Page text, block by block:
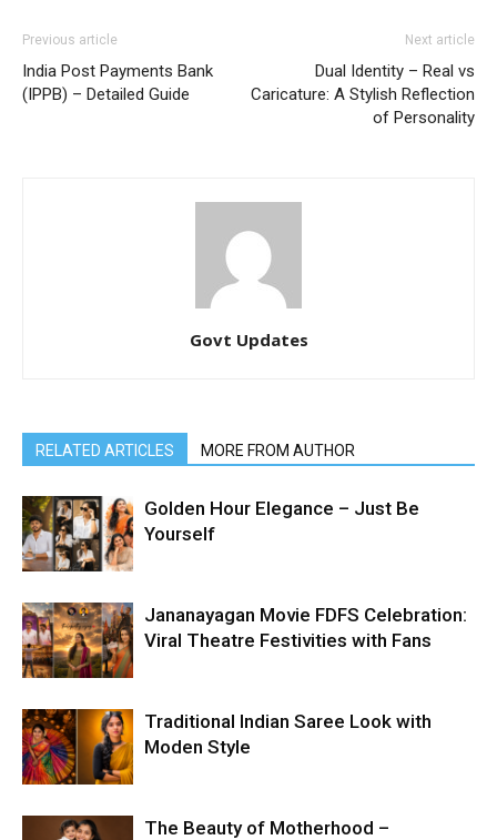
Previous article
India Post Payments Bank
(IPPB) – Detailed Guide
Next article
Dual Identity – Real vs
Caricature: A Stylish Reflection
of Personality
Govt Updates
RELATED ARTICLES MORE FROM AUTHOR
Golden Hour Elegance – Just Be
Yourself
Jananayagan Movie FDFS Celebration:
Viral Theatre Festivities with Fans
Traditional Indian Saree Look with
Moden Style
The Beauty of Motherhood –